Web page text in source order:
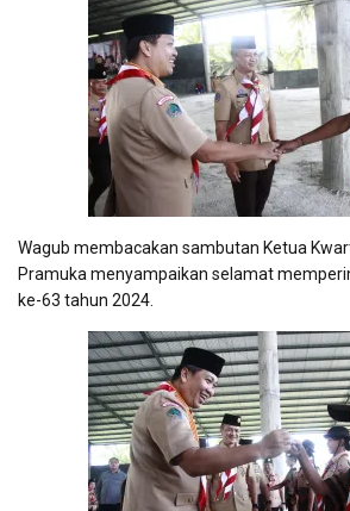
Wagub membacakan sambutan Ketua
Pramuka menyampaikan selamat
ke-63 tahun 2024.